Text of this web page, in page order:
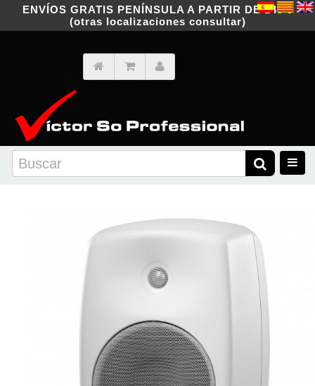
ENVÍOS GRATIS PENÍNSULA A PARTIR DE 149 €
(otras localizaciones consultar)